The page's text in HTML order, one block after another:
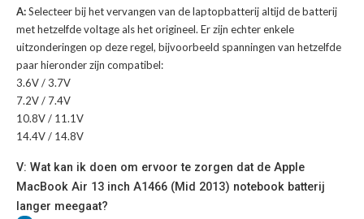
A:Selecteer bij het vervangen van de laptopbatterij altijd de batterij
met hetzelfde voltage als het origineel. Er zijn echter enkele
uitzonderingen op deze regel, bijvoorbeeld spanningen van hetzelfde
paar hieronder zijn compatibel:
3.6V / 3.7V
7.2V / 7.4V
10.8V / 11.1V
14.4V / 14.8V
V: Wat kan ik doen om ervoor te zorgen dat de Apple
MacBook Air 13 inch A1466 (Mid 2013) notebook batterij
langer meegaat?